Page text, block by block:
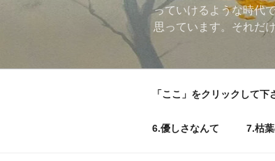
っていけるような時代
思っています。それだ
「ここ」をクリックして下
6.優しさなんて 7.枯